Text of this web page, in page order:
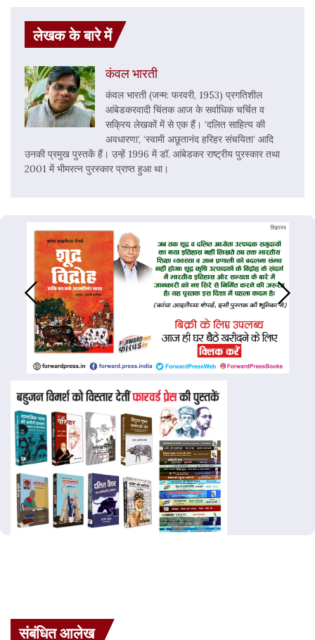
लेखक के बारे में
कंवल भारती
कंवल भारती (जन्म: फरवरी, 1953) प्रगतिशील
आंबेडकरवादी चिंतक आज के सर्वाधिक चर्चित व
सक्रिय लेखकों में से एक हैं। ‘दलित साहित्य की
अवधारणा’, ‘स्वामी अछूतानंद हरिहर संचयिता’ आदि
उनकी प्रमुख पुस्तकें हैं। उन्हें 1996 में डॉ. आंबेडकर राष्ट्रीय पुरस्कार तथा
2001 में भीमरत्न पुरस्कार प्राप्त हुआ था।
संबंधित आलेख